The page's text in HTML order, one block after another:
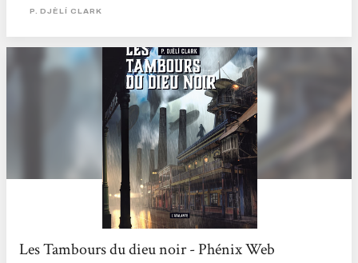
dans Les Tambours du dieu noir tient en quelques lignes. La petite centaine de
enthousiasme tant son univers...
P. DJÈLÍ CLARK
Les Tambours du dieu noir - Phénix Web